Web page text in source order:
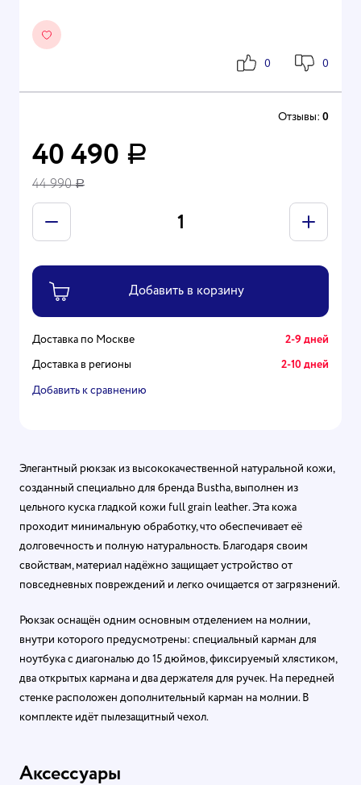
0 0
Отзывы: 0
40 490 Р
44 990Р
Доставка по Москве 2-9 дней
Доставка в регионы 2-10 дней
Добавить к сравнению
Элегантный рюкзак из высококачественной натуральной кожи,
созданный специально для бренда Bustha, выполнен из
цельного куска гладкой кожи full grain leather. Эта кожа
проходит минимальную обработку, что обеспечивает её
долговечность и полную натуральность. Благодаря своим
свойствам, материал надёжно защищает устройство от
повседневных повреждений и легко очищается от загрязнений.
Рюкзак оснащён одним основным отделением на молнии,
внутри которого предусмотрены: специальный карман для
ноутбука с диагональю до 15 дюймов, фиксируемый хлястиком,
два открытых кармана и два держателя для ручек. На передней
стенке расположен дополнительный карман на молнии. В
комплекте идёт пылезащитный чехол.
Аксессуары